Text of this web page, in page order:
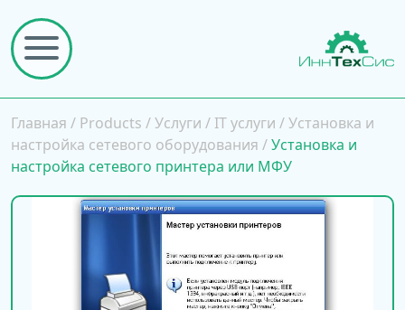
Главная / Products /Услуги / IT услуги /Установка и
настройка сетевого оборудования /Установка и
настройка сетевого принтера или МФУ